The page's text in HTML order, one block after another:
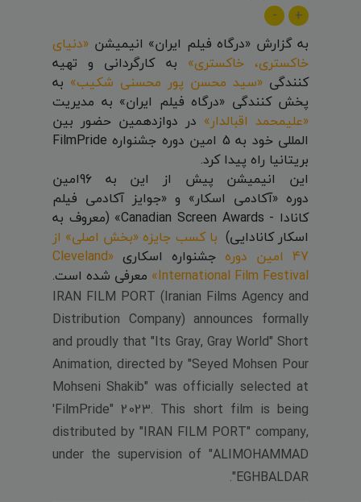
+
-
به گزارش «درگاه فیلم ایران» انیمیشن «دنیای
خاکستری، خاکستری» به کارگردانی و تهیه
کنندگی «سید محسن پور محسنی شکیب» به
پخش کنندگی «درگاه فیلم ایران» به مدیریت
«علیمحمد اقبالدار» در دوازدهمین حضور بین
المللی خود به 5 امین دوره جشنواره FilmPride
بریتانیا راه پیدا کرد.
این انیمیشن پیش از این به 96امین
دوره «آکادمی اسکار» و «جوایز آکادمی فیلم
کانادا - Canadian Screen Awards» (معروف به
اسکار کانادایی) با کسب جایزه «بخش اصلی» از
47 امین دوره
جشنواره اسکاری
«Cleveland
International Film Festival» معرفی شده است.
IRAN FILM PORT (Iranian Films Agency and
Distribution Company) announces formally
and proudly that "Its Gray, Gray World" Short
Animation, directed by "Seyed Mohsen Pour
Mohseni Shakib" was officially selected at
'FilmPride" 2023. This short film is being
distributed by "IRAN FILM PORT" company,
under the supervision of "ALIMOHAMMAD
EGHBALDAR".